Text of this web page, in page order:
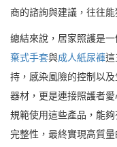
商的諮詢與建議，往往
總結來說，居家照護是
棄式手套與成人紙尿褲這
持，感染風險的控制以
器材，更是連接照護者
規範使用這些產品，能
完整性，最終實現高質